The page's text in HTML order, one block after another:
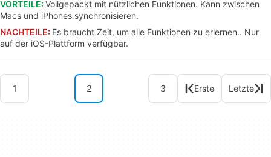
VORTEILE: Vollgepackt mit nützlichen Funktionen. Kann zwischen
Macs und iPhones synchronisieren.
NACHTEILE: Es braucht Zeit, um alle Funktionen zu erlernen.. Nur
auf der iOS-Plattform verfügbar.
1 2 3 Erste Letzte